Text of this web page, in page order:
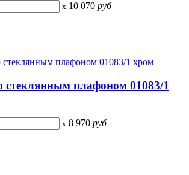
x 10 070 руб
стеклянным плафоном 01083/1
x 8 970 руб